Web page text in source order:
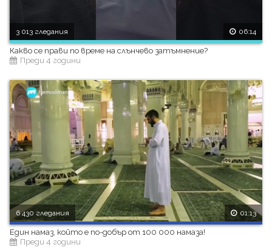
3 013 гледания 06:14
Какво се прави по време на слънчево затъмнение?
Преди 4 години
6 430 гледания 01:13
Един намаз, който е по-добър от 100 000 намаза!
Преди 4 години